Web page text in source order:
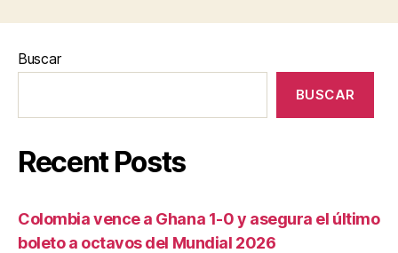
Buscar
BUSCAR
Recent Posts
Colombia vence a Ghana 1-0 y asegura el último
boleto a octavos del Mundial 2026